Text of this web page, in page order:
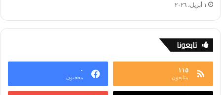
١ أبريل، ٢٠٢٦
تابعونا
١١٥
متابعون
٠
معجبون